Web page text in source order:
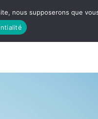
LIFE
nous supposerons que